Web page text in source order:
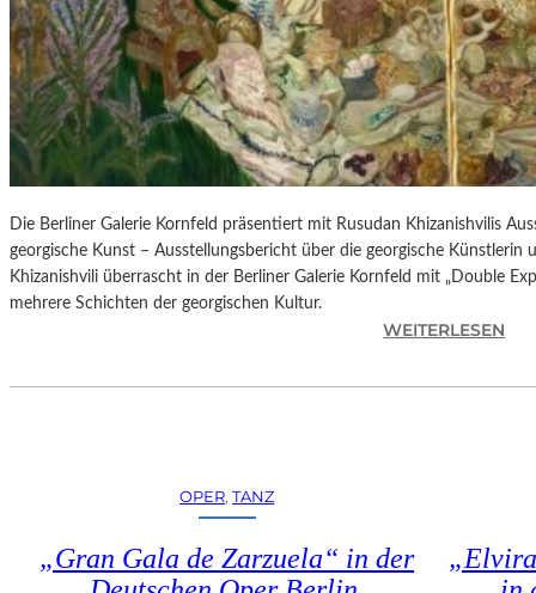
H
E
S
T
E
R
P
I
E
T
R
N
D
Die Berliner Galerie Kornfeld präsentiert mit Rusudan Khizanishvilis
georgische Kunst – Ausstellungsbericht über die georgische Künstlerin
Khizanishvili überrascht in der Berliner Galerie Kornfeld mit „Double
mehrere Schichten der georgischen Kultur.
WEITERLESEN
U
H
OPER, TANZ
„Gran Gala de Zarzuela“ in der